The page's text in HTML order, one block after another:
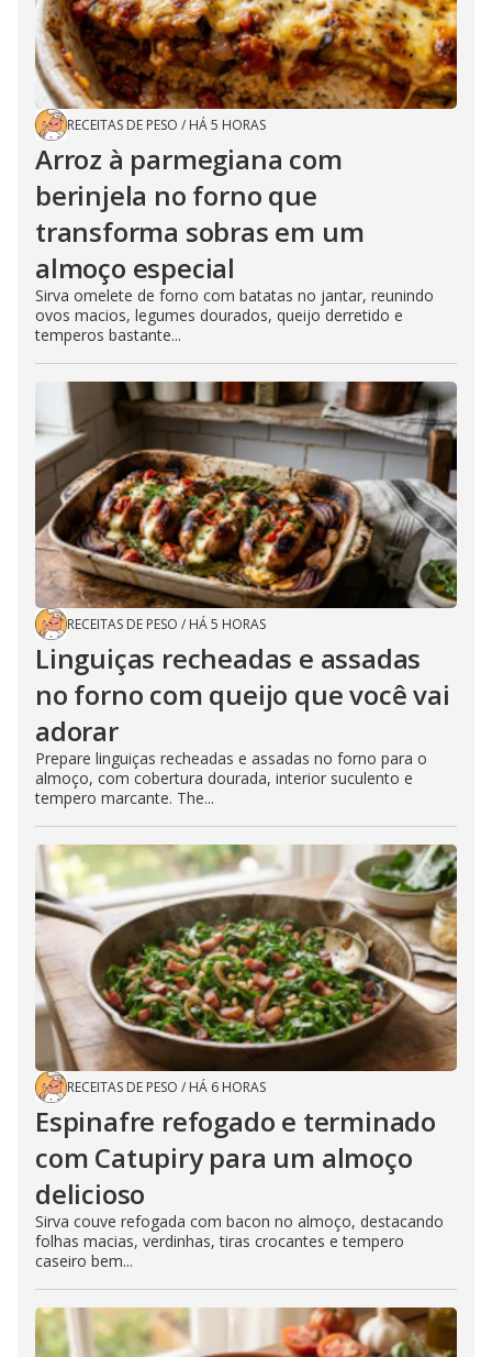
RECEITAS DE PESO / HÁ 5 HORAS
Arroz à parmegiana com
berinjela no forno que
transforma sobras em um
almoço especial
Sirva omelete de forno com batatas no jantar, reunindo
ovos macios, legumes dourados, queijo derretido e
temperos bastante...
RECEITAS DE PESO / HÁ 5 HORAS
Linguiças recheadas e assadas
no forno com queijo que você vai
adorar
Prepare linguiças recheadas e assadas no forno para o
almoço, com cobertura dourada, interior suculento e
tempero marcante. The...
RECEITAS DE PESO / HÁ 6 HORAS
Espinafre refogado e terminado
com Catupiry para um almoço
delicioso
Sirva couve refogada com bacon no almoço, destacando
folhas macias, verdinhas, tiras crocantes e tempero
caseiro bem...